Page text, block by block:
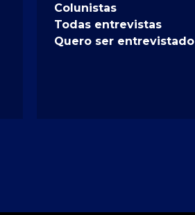
Colunistas
Todas entrevistas
Quero ser entrevistado